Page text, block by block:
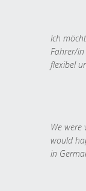
Ich
Fahrer/in
flexibel
We were
would
in